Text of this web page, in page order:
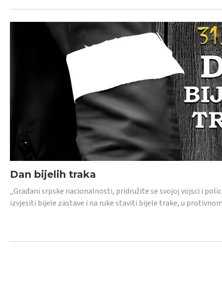
Dan bijelih traka
„Građani srpske nacionalnosti, pridružite se svojoj vojsci i
izvjesiti bijele zastave i na ruke staviti bijele trake, u